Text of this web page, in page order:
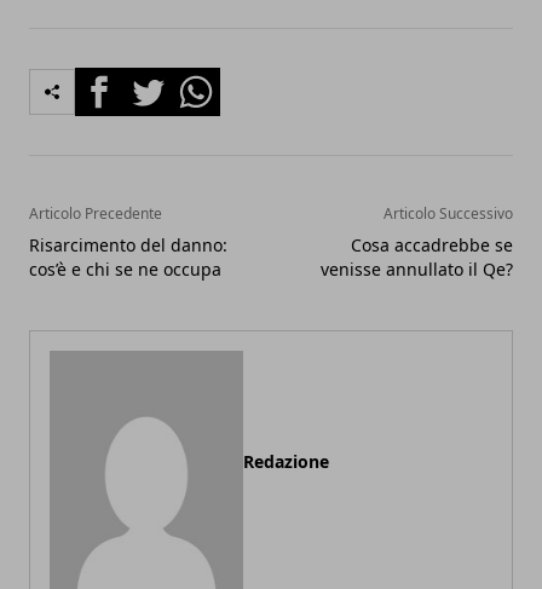
FacebookTwitterWhatsapp
Articolo Precedente
Risarcimento del danno:
cos’è e chi se ne occupa
Articolo Successivo
Cosa accadrebbe se
venisse annullato il Qe?
Redazione